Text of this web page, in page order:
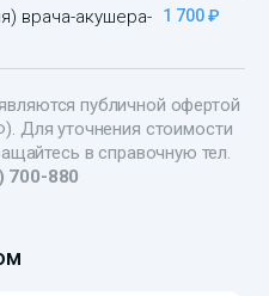
врача-акушера-
1 700 ₽
публичной офертой
Для уточнения стоимости
в справочную тел.
700-880